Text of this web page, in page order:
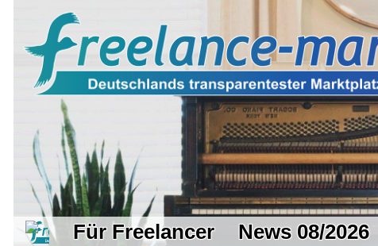
Für Freelancer News 08/2026